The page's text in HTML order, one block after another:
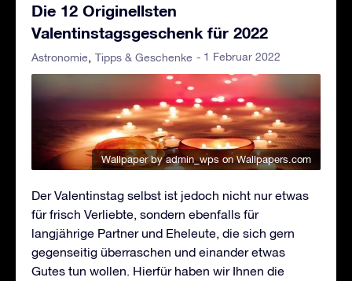
Die 12 Originellsten
Valentinstagsgeschenk für 2022
Astronomie Tipps & Geschenke - 1 Februar 2022
Wallpaper by admin_wps on Wallpapers.com
Der Valentinstag selbst ist jedoch nicht nur etwas
für frisch Verliebte, sondern ebenfalls für
langjährige Partner und Eheleute, die sich gern
gegenseitig überraschen und einander etwas
Gutes tun wollen. Hierfür haben wir Ihnen die